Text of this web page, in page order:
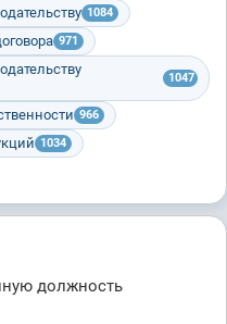
1084
971
1047
966
1034
должность